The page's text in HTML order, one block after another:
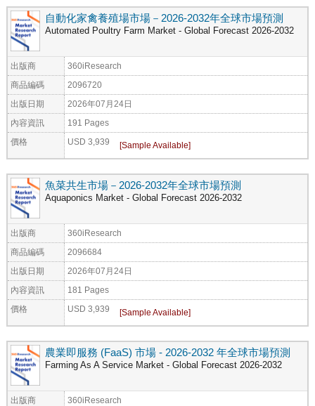
自動化家禽養殖場市場－2026-2032年全球市場預測
Automated Poultry Farm Market - Global Forecast 2026-2032
出版商 360iResearch
商品編碼 2096720
出版日期 2026年07月24日
內容資訊 191 Pages
價格 USD 3,939
魚菜共生市場－2026-2032年全球市場預測
Aquaponics Market - Global Forecast 2026-2032
出版商 360iResearch
商品編碼 2096684
出版日期 2026年07月24日
內容資訊 181 Pages
價格 USD 3,939
農業即服務 (FaaS) 市場 - 2026-2032 年全球市場預測
Farming As A Service Market - Global Forecast 2026-2032
出版商 360iResearch